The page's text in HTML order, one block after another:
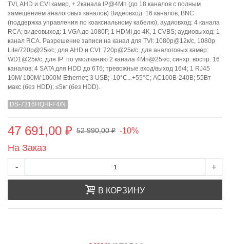
TVI, AHD и CVI камер, + 2канала IP@4Мп (до 18 каналов с полным
замещением аналоговых каналов) Видеовход: 16 каналов, BNC
(поддержка управления по коаксиальному кабелю); аудиовход: 4 канала
RCA; видеовыход: 1 VGA до 1080Р, 1 HDMI до 4К, 1 CVBS; аудиовыход: 1
канал RCA. Разрешение записи на канал для TVI: 1080p@12к/с, 1080p
Lite/720p@25к/с; для AHD и CVI: 720p@25к/с; для аналоговых камер:
WD1@25к/с; для IP: по умолчанию 2 канала 4Мп@25к/с; синхр. воспр. 16
каналов; 4 SATA для HDD до 6Тб; тревожные вход/выход 16/4; 1 RJ45
10M/ 100M/ 1000М Ethernet; 3 USB; -10°C...+55°C; АC100В-240В; 55Вт
макс (без HDD); ≤5кг (без HDD).
DS-7316HQHI-F4/N
47 691,00 ₽ 52 990,00 ₽ -10%
На Заказ
- +
В КОРЗИНУ